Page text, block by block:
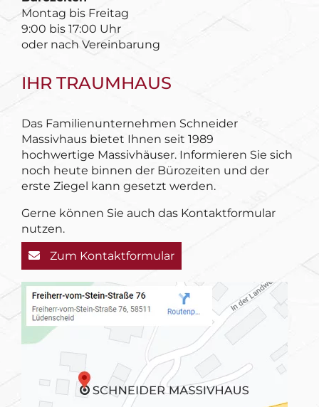
Montag bis Freitag
9:00 bis 17:00 Uhr
oder nach Vereinbarung
IHR TRAUMHAUS
Das Familienunternehmen Schneider
Massivhaus bietet Ihnen seit 1989
hochwertige Massivhäuser. Informieren Sie sich
noch heute binnen der Bürozeiten und der
erste Ziegel kann gesetzt werden.
Gerne können Sie auch das Kontaktformular
nutzen.
Zum Kontaktformular